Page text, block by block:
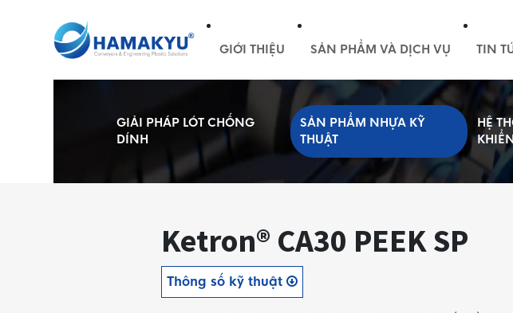
GIỚI THIỆU SẢN PHẨM VÀ DỊCH VỤ TIN
GIẢI PHÁP LÓT CHỐNG
DÍNH
SẢN PHẨM NHỰA KỸ
THUẬT
HỆ
Ketron® CA30 PEEK SP
Thông số kỹ thuật